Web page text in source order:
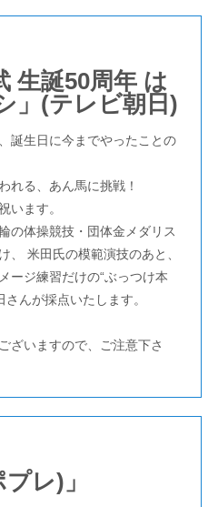
生誕50周年 は
」(テレビ朝日)
誕生日に今までやったことの
れる、あん馬に挑戦！
います。
の体操競技・団体金メダリス
、 米田氏の模範演技のあと、
ージ練習だけの“ぶっつけ本
んが採点いたします。
ざいますので、ご注意下さ
レ)」